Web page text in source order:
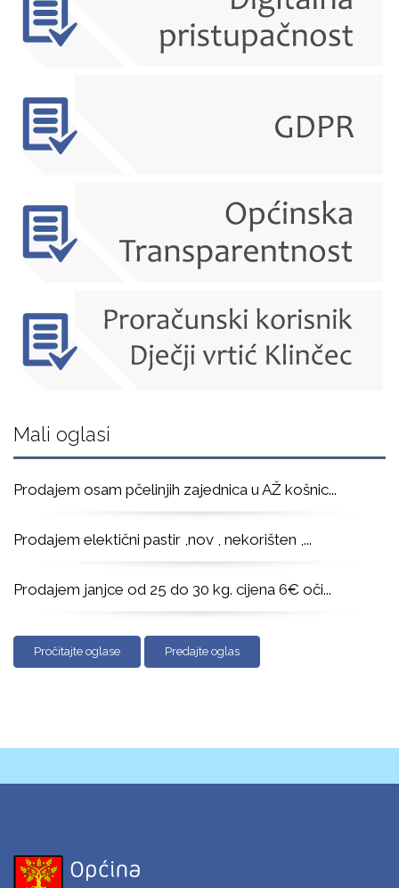
Mali oglasi
Prodajem osam pčelinjih zajednica u AŽ košnic...
Prodajem elektični pastir ,nov , nekorišten , ...
Prodajem janjce od 25 do 30 kg. cijena 6€ oči...
Pročitajte oglase Predajte oglas